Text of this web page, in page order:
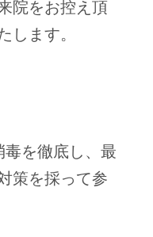
院をお控え頂
します。
毒を徹底し、最
策を採って参